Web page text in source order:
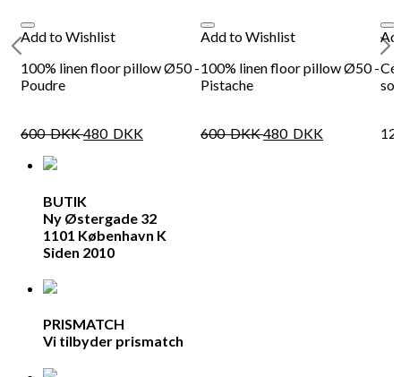
Add to Wishlist
100% linen floor pillow Ø50 -
Poudre
600DKK480 DKK
Add to Wishlist
100% linen floor pillow Ø50 -
Pistache
600DKK480 DKK
BUTIK
Ny Østergade 32
1101 København K
Siden 2010
PRISMATCH
Vi tilbyder prismatch